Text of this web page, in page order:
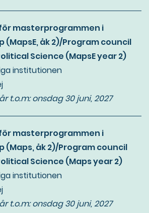
masterprogrammen i
åk 2)/Program council
Science (MapsE year 2)
institutionen
t.o.m:onsdag 30 juni, 2027
masterprogrammen i
åk 2)/Program council
Science (Maps year 2)
institutionen
t.o.m:onsdag 30 juni, 2027